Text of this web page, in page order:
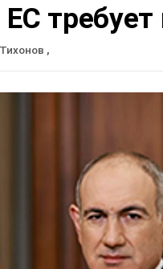
требует
,